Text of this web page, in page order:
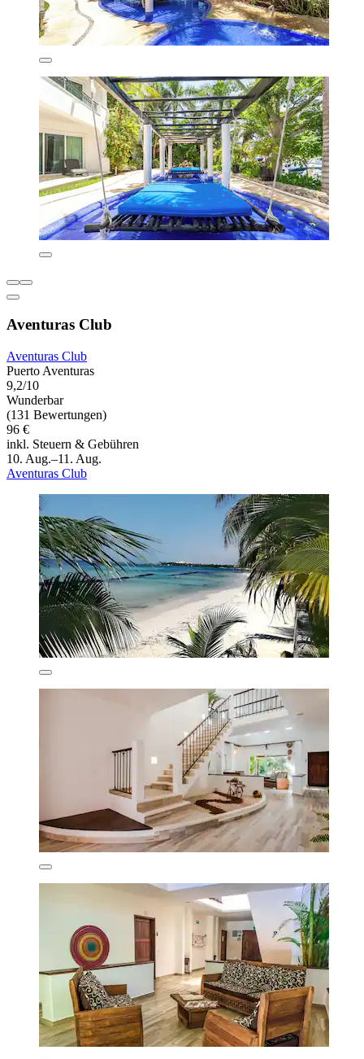
Aventuras Club
Aventuras Club
Puerto Aventuras
9,2/10
Wunderbar
(131 Bewertungen)
96 €
inkl. Steuern & Gebühren
10. Aug.–11. Aug.
Aventuras Club